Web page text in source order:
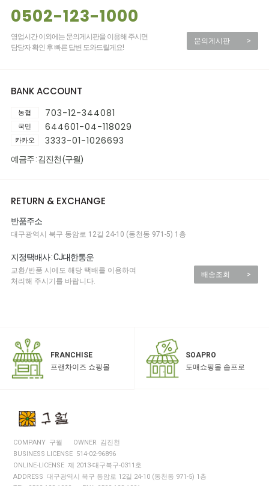
0502-123-1000
영업시간 이외에는 문의게시판을 이용해 주시면
담당자 확인 후 빠른 답변 도와드릴게요!
문의게시판 >
BANK ACCOUNT
농협 703-12-344081
국민 644601-04-118029
카카오 3333-01-1026693
예금주 : 김진천 (구월)
RETURN & EXCHANGE
반품주소
대구광역시 북구 동암로 12길 24-10 (동천동 971-5) 1층
지정택배사 : CJ대한통운
교환/반품 시에도 해당 택배를 이용하여
처리해 주시기를 바랍니다.
배송조회 >
FRANCHISE
프랜차이즈 쇼핑몰
SOAPRO
도매쇼핑몰 솝프로
COMPANY 구월
OWNER 김진천
BUSINESS LICENSE 514-02-96896
ONLINE-LICENSE 제 2013-대구북구-0311호
ADDRESS 대구광역시 북구 동암로 12길 24-10 (동천동 971-5) 1층